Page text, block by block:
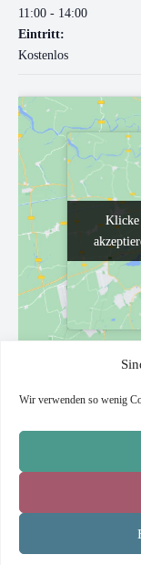
Wir verwenden so wenig
11:00 - 14:00
Eintritt:
Kostenlos
Sophienstraße 3b
Klicke
Klicke